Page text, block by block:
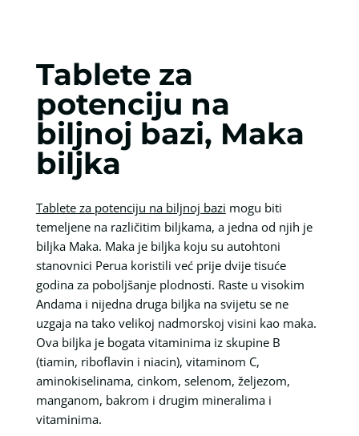
Tablete za
potenciju na
biljnoj bazi, Maka
biljka
Tablete za potenciju na biljnoj bazi mogu biti
temeljene na različitim biljkama, a jedna od njih je
biljka Maka. Maka je biljka koju su autohtoni
stanovnici Perua koristili već prije dvije tisuće
godina za poboljšanje plodnosti. Raste u visokim
Andama i nijedna druga biljka na svijetu se ne
uzgaja na tako velikoj nadmorskoj visini kao maka.
Ova biljka je bogata vitaminima iz skupine B
(tiamin, riboflavin i niacin), vitaminom C,
aminokiselinama, cinkom, selenom, željezom,
manganom, bakrom i drugim mineralima i
vitaminima.